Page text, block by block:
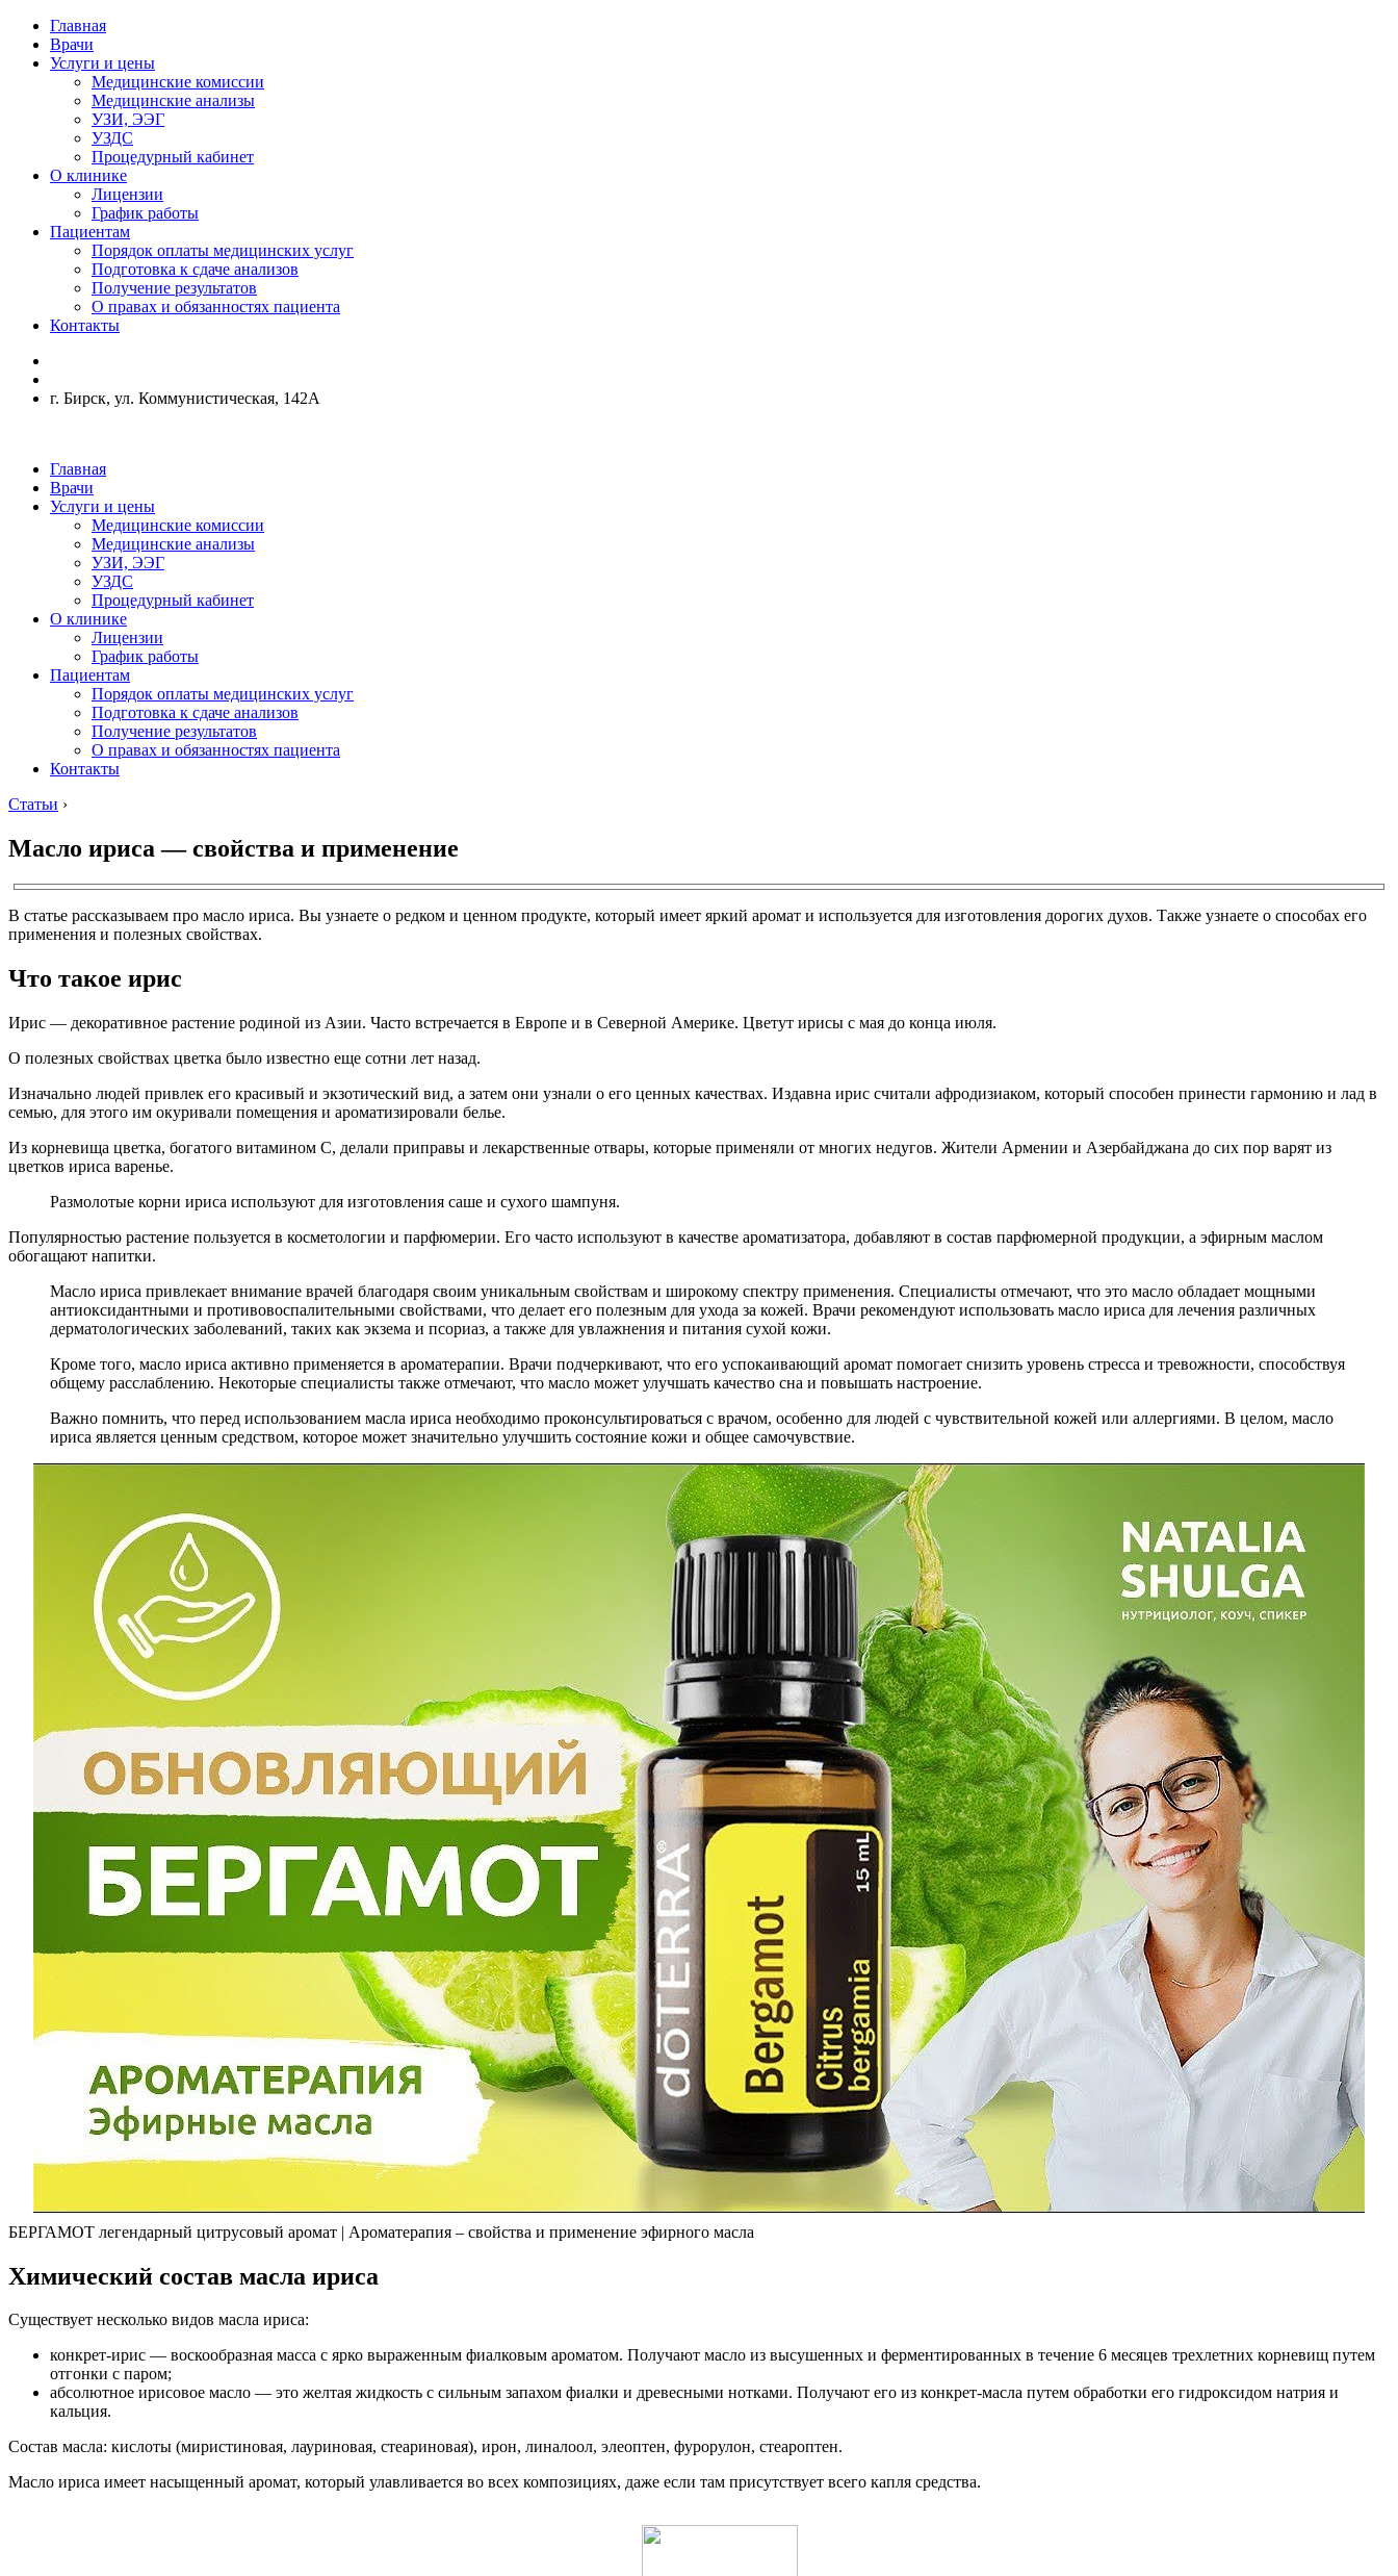
Главная
Врачи
Услуги и цены
Медицинские комиссии
Медицинские анализы
УЗИ, ЭЭГ
УЗДС
Процедурный кабинет
О клинике
Лицензии
График работы
Пациентам
Порядок оплаты медицинских услуг
Подготовка к сдаче анализов
Получение результатов
О правах и обязанностях пациента
Контакты
г. Бирск, ул. Коммунистическая, 142А
Главная
Врачи
Услуги и цены
Медицинские комиссии
Медицинские анализы
УЗИ, ЭЭГ
УЗДС
Процедурный кабинет
О клинике
Лицензии
График работы
Пациентам
Порядок оплаты медицинских услуг
Подготовка к сдаче анализов
Получение результатов
О правах и обязанностях пациента
Контакты
Статьи ›
Масло ириса — свойства и применение
В статье рассказываем про масло ириса. Вы узнаете о редком и ценном продукте, который имеет яркий аромат и используется для изготовления дорогих духов. Также узнаете о способах его
применения и полезных свойствах.
Что такое ирис
Ирис — декоративное растение родиной из Азии. Часто встречается в Европе и в Северной Америке. Цветут ирисы с мая до конца июля.
О полезных свойствах цветка было известно еще сотни лет назад.
Изначально людей привлек его красивый и экзотический вид, а затем они узнали о его ценных качествах. Издавна ирис считали афродизиаком, который способен принести гармонию и лад в
семью, для этого им окуривали помещения и ароматизировали белье.
Из корневища цветка, богатого витамином С, делали приправы и лекарственные отвары, которые применяли от многих недугов. Жители Армении и Азербайджана до сих пор варят из
цветков ириса варенье.
Размолотые корни ириса используют для изготовления саше и сухого шампуня.
Популярностью растение пользуется в косметологии и парфюмерии. Его часто используют в качестве ароматизатора, добавляют в состав парфюмерной продукции, а эфирным маслом
обогащают напитки.
Масло ириса привлекает внимание врачей благодаря своим уникальным свойствам и широкому спектру применения. Специалисты отмечают, что это масло обладает мощными
антиоксидантными и противовоспалительными свойствами, что делает его полезным для ухода за кожей. Врачи рекомендуют использовать масло ириса для лечения различных
дерматологических заболеваний, таких как экзема и псориаз, а также для увлажнения и питания сухой кожи.
Кроме того, масло ириса активно применяется в ароматерапии. Врачи подчеркивают, что его успокаивающий аромат помогает снизить уровень стресса и тревожности, способствуя
общему расслаблению. Некоторые специалисты также отмечают, что масло может улучшать качество сна и повышать настроение.
Важно помнить, что перед использованием масла ириса необходимо проконсультироваться с врачом, особенно для людей с чувствительной кожей или аллергиями. В целом, масло
ириса является ценным средством, которое может значительно улучшить состояние кожи и общее самочувствие.
БЕРГАМОТ легендарный цитрусовый аромат | Ароматерапия – свойства и применение эфирного масла
Химический состав масла ириса
Существует несколько видов масла ириса:
конкрет-ирис — воскообразная масса с ярко выраженным фиалковым ароматом. Получают масло из высушенных и ферментированных в течение 6 месяцев трехлетних корневищ путем
отгонки с паром;
абсолютное ирисовое масло — это желтая жидкость с сильным запахом фиалки и древесными нотками. Получают его из конкрет-масла путем обработки его гидроксидом натрия и
кальция.
Состав масла: кислоты (миристиновая, лауриновая, стеариновая), ирон, линалоол, элеоптен, фурорулон, стеароптен.
Масло ириса имеет насыщенный аромат, который улавливается во всех композициях, даже если там присутствует всего капля средства.